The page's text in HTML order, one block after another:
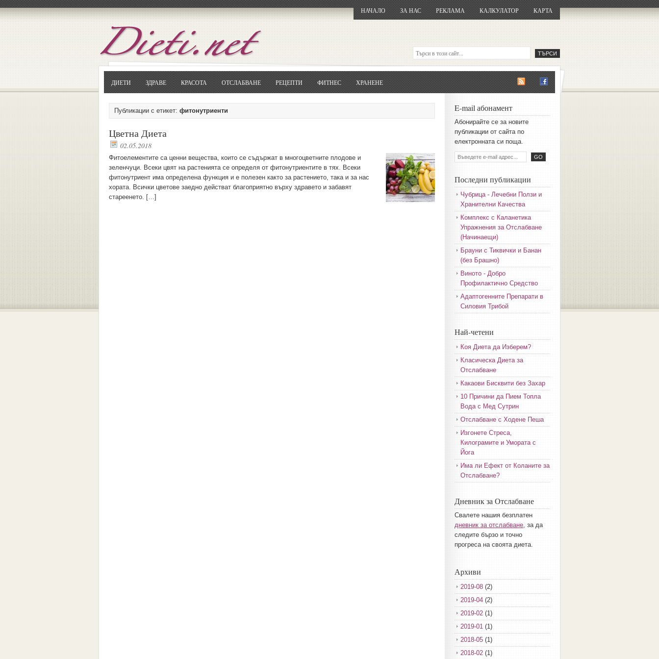
НАЧАЛО ЗА НАС РЕКЛАМА КАЛКУЛАТОР КАРТА
ДИЕТИ ЗДРАВЕ КРАСОТА ОТСЛАБВАНЕ РЕЦЕПТИ ФИТНЕС ХРАНЕНЕ
Публикации с етикет: фитонутриенти
Цветна Диета
02.05.2018
Фитоелементите са ценни вещества, които се съдържат в многоцветните плодове и
зеленчуци. Всеки цвят на растенията се определя от фитонутриентите в тях. Всеки
фитонутриент има определена функция и е полезен както за растението, така и за нас
хората. Всички цветове заедно действат благоприятно върху здравето и забавят
стареенето. […]
E-mail абонамент
Aбoниpaйтe ce зa нoвитe
пyбликaции oт caйтa пo
eлeктpoннaтa cи пoщa.
Последни публикации
Чубрица - Лечебни Ползи и
Хранителни Качества
Комплекс с Каланетика
Упражнения за Отслабване
(Начинаещи)
Брауни с Тиквички и Банан
(без Брашно)
Виното - Добро
Профилактично Средство
Адаптогенните Препарати в
Силовия Трибой
Най-четени
Коя Диета да Изберем?
Класическа Диета за
Отслабване
Какаови Бисквити без Захар
10 Причини да Пием Топла
Вода с Мед Сутрин
Отслабване с Ходене Пеша
Изгонете Стреса,
Килограмите и Умората с
Йога
Има ли Ефект от Коланите за
Отслабване?
Дневник за Отслабване
Свалете нашия безплатен
дневник за отслабване, за да
следите бързо и точно
прогреса на своята диета.
ОтворетеGoogle.bg
Потърсете "Cloxy"
Архиви
2019-08 (2)
2019-04 (2)
2019-02 (1)
2019-01 (1)
2018-05 (1)
2018-02 (1)